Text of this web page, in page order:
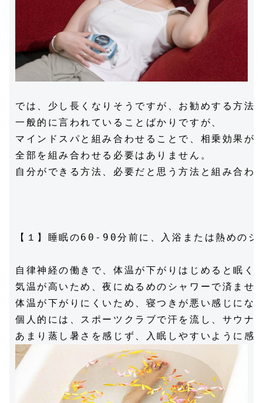
では、少し長くなりそうですが、お勧めする方法
一般的に言われていることばかりですが、
マインドスパと組み合わせることで、相乗効果が
全部を組み合わせる必要はありません。
自分ができる方法、必要だと思う方法と組み合わ
【１】睡眠の60-90分前に、入浴または熱めのシ
自律神経の働きで、体温が下がりはじめると眠く
気温が高いため、夜にぬるめのシャワーで済ませ
体温が下がりにくいため、寝つきが悪い感じにな
個人的には、スポーツクラブで汗を流し、サウナ